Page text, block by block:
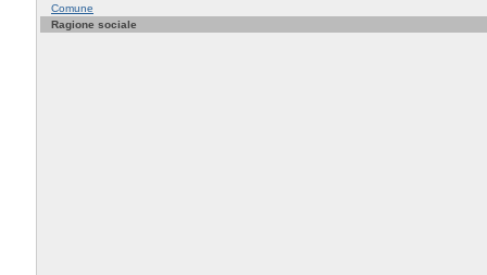
Comune
Ragione sociale